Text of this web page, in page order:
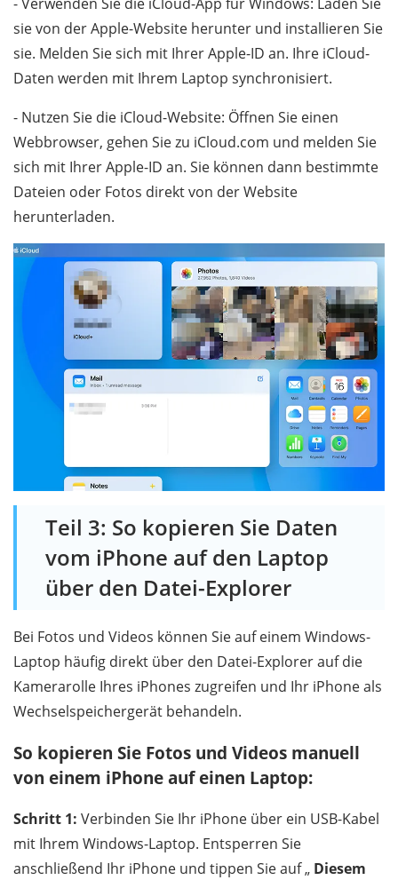
sie von der Apple-Website herunter und installieren Sie
sie. Melden Sie sich mit Ihrer Apple-ID an. Ihre iCloud-
Daten werden mit Ihrem Laptop synchronisiert.
- Nutzen Sie die iCloud-Website: Öffnen Sie einen
Webbrowser, gehen Sie zu iCloud.com und melden Sie
sich mit Ihrer Apple-ID an. Sie können dann bestimmte
Dateien oder Fotos direkt von der Website
herunterladen.
Teil 3: So kopieren Sie Daten
vom iPhone auf den Laptop
über den Datei-Explorer
Bei Fotos und Videos können Sie auf einem Windows-
Laptop häufig direkt über den Datei-Explorer auf die
Kamerarolle Ihres iPhones zugreifen und Ihr iPhone als
Wechselspeichergerät behandeln.
So kopieren Sie Fotos und Videos manuell
von einem iPhone auf einen Laptop:
Schritt 1: Verbinden Sie Ihr iPhone über ein USB-Kabel
mit Ihrem Windows-Laptop. Entsperren Sie
anschließend Ihr iPhone und tippen Sie auf „ Diesem